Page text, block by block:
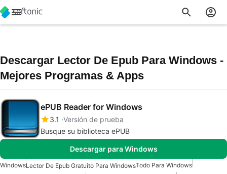
Descargar Lector De Epub Para Windows -
Mejores Programas & Apps
ePUB Reader for Windows
3.1 Versión de prueba
Busque su biblioteca ePUB
Descargar para Windows
WindowsLector De Epub Gratuito Para WindowsTodo Para Windows